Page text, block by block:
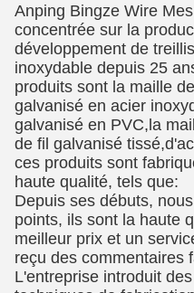
Anping Bingze Wire
concentrée sur la
développement de
inoxydable depuis 25
produits sont la maille
galvanisé en acier
galvanisé en PVC,la
de fil galvanisé
ces produits sont
haute qualité, tels que:
Depuis ses débuts,
points, ils sont la haute
meilleur prix et un
reçu des commentaires
L'entreprise introduit